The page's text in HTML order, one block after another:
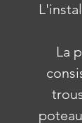
La